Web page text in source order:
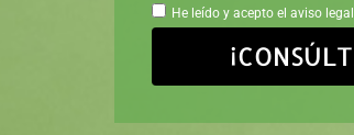
He leído y acepto el aviso legal